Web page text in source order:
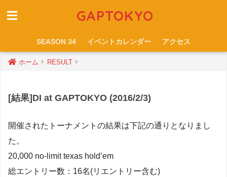
GAPTOKYO
SEASON 34 イベントカレンダー アクセス
ホーム RESULT
[結果]DI at GAPTOKYO (2016/2/3)
開催されたトーナメントの結果は下記の通りとなりまし
た。
20,000 no-limit texas hold’em
総エントリー数：16名(リエントリー含む)